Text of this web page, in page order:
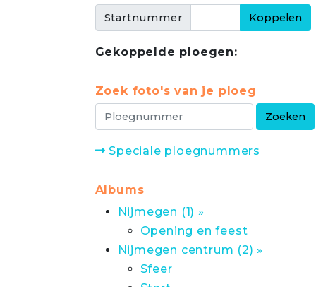
Startnummer
Gekoppelde ploegen:
Zoek foto's van je ploeg
Speciale ploegnummers
Albums
Nijmegen (1) »
Opening en feest
Nijmegen centrum (2) »
Sfeer